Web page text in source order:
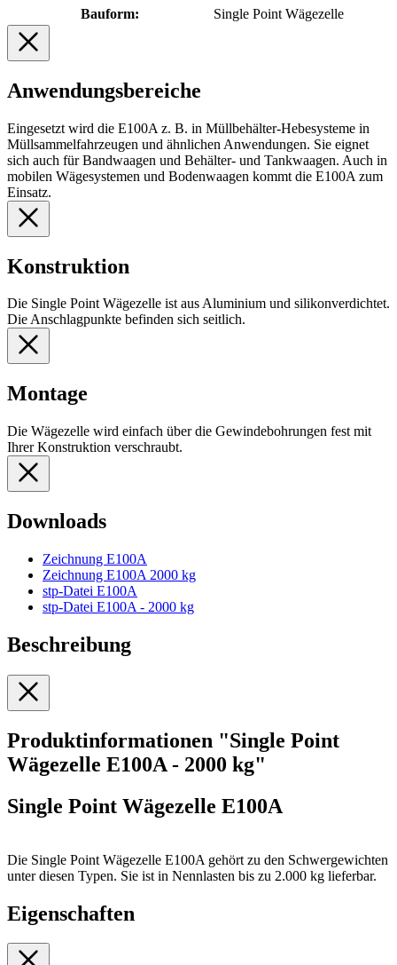
Bauform:
Single Point Wägezelle
Anwendungsbereiche
Eingesetzt wird die E100A z. B. in Müllbehälter-Hebesysteme in
Müllsammelfahrzeugen und ähnlichen Anwendungen. Sie eignet
sich auch für Bandwaagen und Behälter- und Tankwaagen. Auch in
mobilen Wägesystemen und Bodenwaagen kommt die E100A zum
Einsatz.
Konstruktion
Die Single Point Wägezelle ist aus Aluminium und silikonverdichtet.
Die Anschlagpunkte befinden sich seitlich.
Montage
Die Wägezelle wird einfach über die Gewindebohrungen fest mit
Ihrer Konstruktion verschraubt.
Downloads
Zeichnung E100A
Zeichnung E100A 2000 kg
stp-Datei E100A
stp-Datei E100A - 2000 kg
Beschreibung
Produktinformationen "Single Point
Wägezelle E100A - 2000 kg"
Single Point Wägezelle E100A
Die Single Point Wägezelle E100A gehört zu den Schwergewichten
unter diesen Typen. Sie ist in Nennlasten bis zu 2.000 kg lieferbar.
Eigenschaften